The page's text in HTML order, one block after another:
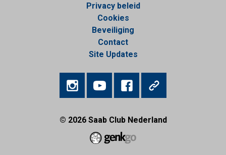
Privacy beleid
Cookies
Beveiliging
Contact
Site Updates
© 2026Saab Club Nederland